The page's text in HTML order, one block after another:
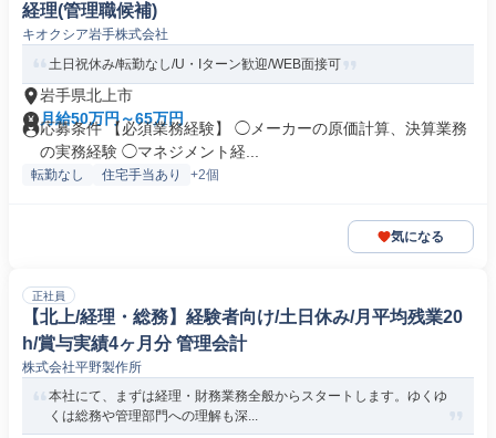
経理(管理職候補)
キオクシア岩手株式会社
土日祝休み/転勤なし/U・Iターン歓迎/WEB面接可
岩手県北上市
月給50万円～65万円
応募条件 【必須業務経験】 ◯メーカーの原価計算、決算業務
の実務経験 ◯マネジメント経...
転勤なし 住宅手当あり +2個
気になる
正社員
【北上/経理・総務】経験者向け/土日休み/月平均残業20
h/賞与実績4ヶ月分 管理会計
株式会社平野製作所
本社にて、まずは経理・財務業務全般からスタートします。ゆくゆ
くは総務や管理部門への理解も深...